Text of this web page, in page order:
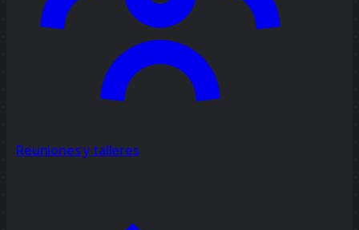
Reuniones y talleres